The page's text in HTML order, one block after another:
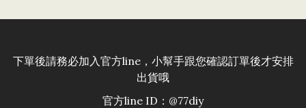
下單後請務必加入官方line，小幫手跟您確認訂單後才安排
出貨哦
官方line ID：@77diy